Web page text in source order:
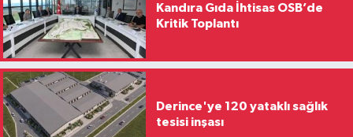
Kandıra Gıda İhtisas OSB’de
Kritik Toplantı
Derince'ye 120 yataklı sağlık
tesisi inşası